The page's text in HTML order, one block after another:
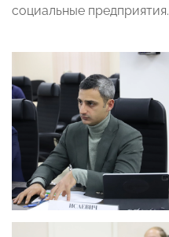
социальные предприятия.